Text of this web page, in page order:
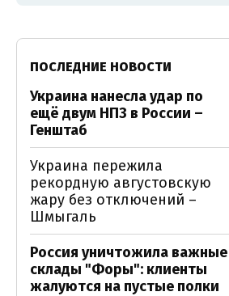
ПОСЛЕДНИЕ НОВОСТИ
Украина нанесла удар по
ещё двум НПЗ в России –
Генштаб
Украина пережила
рекордную августовскую
жару без отключений –
Шмыгаль
Россия уничтожила важные
склады "Форы": клиенты
жалуются на пустые полки